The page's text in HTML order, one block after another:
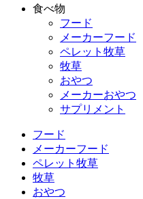
食べ物
フード
メーカーフード
ペレット牧草
牧草
おやつ
メーカーおやつ
サプリメント
フード
メーカーフード
ペレット牧草
牧草
おやつ